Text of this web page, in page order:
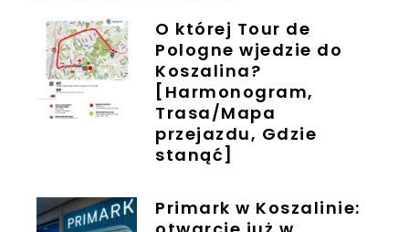
O której Tour de
Pologne wjedzie do
Koszalina?
[Harmonogram,
Trasa/Mapa
przejazdu, Gdzie
stanąć]
Primark w Koszalinie: